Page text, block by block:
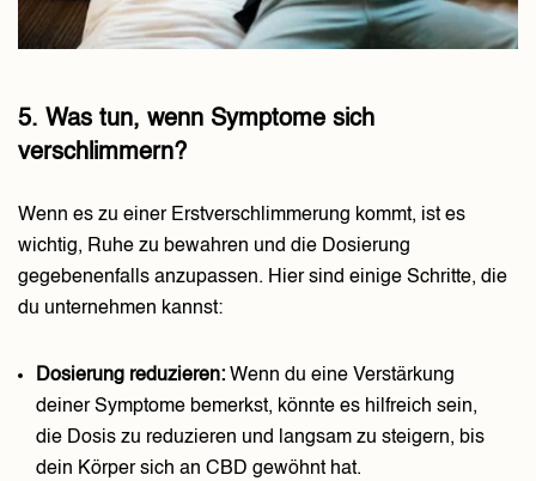
5. Was tun, wenn Symptome sich
verschlimmern?
Wenn es zu einer Erstverschlimmerung kommt, ist es
wichtig, Ruhe zu bewahren und die Dosierung
gegebenenfalls anzupassen. Hier sind einige Schritte, die
du unternehmen kannst:
Dosierung reduzieren: Wenn du eine Verstärkung
deiner Symptome bemerkst, könnte es hilfreich sein,
die Dosis zu reduzieren und langsam zu steigern, bis
dein Körper sich an CBD gewöhnt hat.